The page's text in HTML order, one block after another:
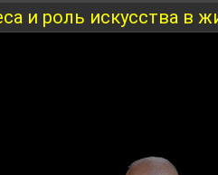
и роль искусства в